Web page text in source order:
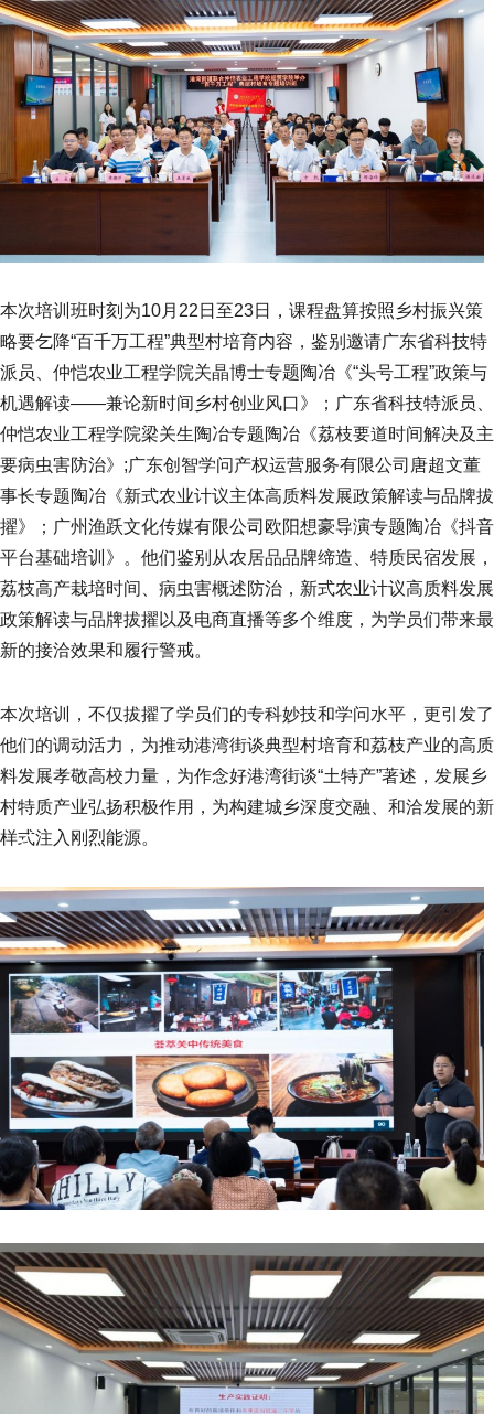
本次培训班时刻为10月22日至23日，课程盘算按照乡村振兴策
略要乞降“百千万工程”典型村培育内容，鉴别邀请广东省科技特
派员、仲恺农业工程学院关晶博士专题陶冶《“头号工程”政策与
机遇解读——兼论新时间乡村创业风口》；广东省科技特派员、
仲恺农业工程学院梁关生陶冶专题陶冶《荔枝要道时间解决及主
要病虫害防治》;广东创智学问产权运营服务有限公司唐超文董
事长专题陶冶《新式农业计议主体高质料发展政策解读与品牌拔
擢》；广州渔跃文化传媒有限公司欧阳想豪导演专题陶冶《抖音
平台基础培训》。他们鉴别从农居品品牌缔造、特质民宿发展，
荔枝高产栽培时间、病虫害概述防治，新式农业计议高质料发展
政策解读与品牌拔擢以及电商直播等多个维度，为学员们带来最
新的接洽效果和履行警戒。
本次培训，不仅拔擢了学员们的专科妙技和学问水平，更引发了
他们的调动活力，为推动港湾街谈典型村培育和荔枝产业的高质
料发展孝敬高校力量，为作念好港湾街谈“土特产”著述，发展乡
村特质产业弘扬积极作用，为构建城乡深度交融、和洽发展的新
样式注入刚烈能源。